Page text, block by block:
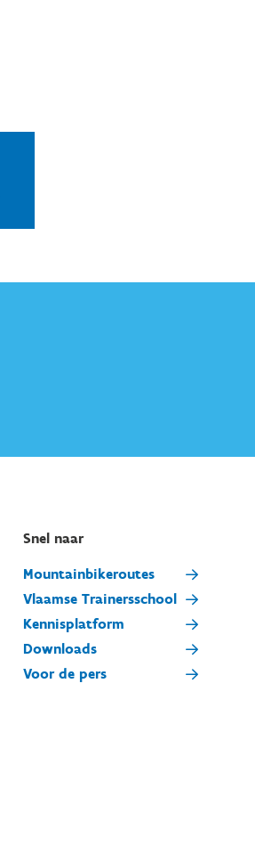
Snel naar
Mountainbikeroutes
Vlaamse Trainersschool
Kennisplatform
Downloads
Voor de pers